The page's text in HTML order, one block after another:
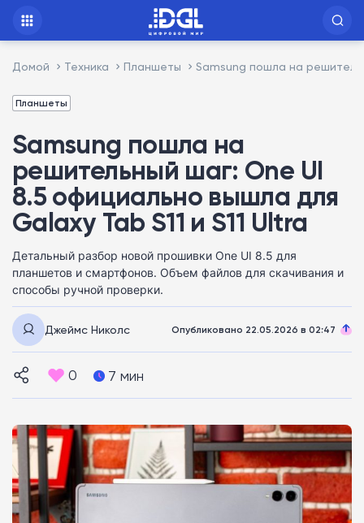
Домой Техника Планшеты Samsung пошла на
Планшеты
Samsung пошла на
решительный шаг: One UI
8.5 официально вышла для
Galaxy Tab S11 и S11 Ultra
Детальный разбор новой прошивки One UI 8.5 для
планшетов и смартфонов. Объем файлов для скачивания и
способы ручной проверки.
Джеймс Николс Опубликовано 22.05.2026 в 02:47
0 7 мин